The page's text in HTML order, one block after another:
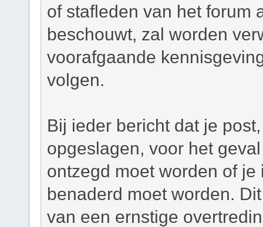
of stafleden van het forum
beschouwt, zal worden
voorafgaande
volgen.
Bij ieder bericht dat je
opgeslagen, voor het
ontzegd moet worden of
benaderd moet worden.
van een ernstige